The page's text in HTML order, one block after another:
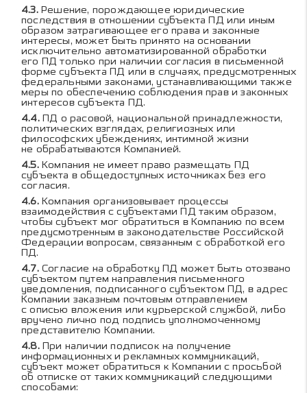
Решение, порождающее юридические
последствия в отношении субъекта ПД или иным
образом затрагивающее его права и законные
интересы, может быть принято на основании
исключительно автоматизированной обработки
его ПД только при наличии согласия в письменной
форме субъекта ПД или в случаях, предусмотренных
федеральными законами, устанавливающими также
меры по обеспечению соблюдения прав и законных
интересов субъекта ПД.
ПД о расовой, национальной принадлежности,
политических взглядах, религиозных или
философских убеждениях, интимной жизни
не обрабатываются Компанией.
Компания не имеет право размещать ПД
субъекта в общедоступных источниках без его
согласия.
Компания организовывает процессы
взаимодействия с субъектами ПД таким образом,
чтобы субъект мог обратиться в Компанию по всем
предусмотренным в законодательстве Российской
Федерации вопросам, связанным с обработкой его
ПД.
Согласие на обработку ПД может быть отозвано
субъектом путем направления письменного
уведомления, подписанного субъектом ПД, в адрес
Компании заказным почтовым отправлением
с описью вложения или курьерской службой, либо
вручено лично под подпись уполномоченному
представителю Компании.
При наличии подписок на получение
информационных и рекламных коммуникаций,
субъект может обратиться к Компании с просьбой
об отписке от таких коммуникаций следующими
способами: